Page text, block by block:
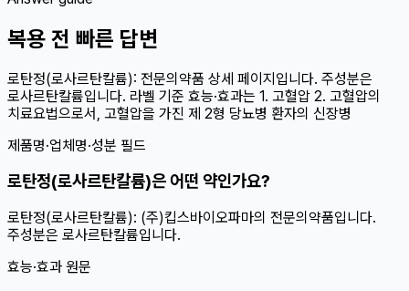
복용 전 빠른 답변
로탄정(로사르탄칼륨): 전문의약품 상세 페이지입니다. 주성분은
로사르탄칼륨입니다. 라벨 기준 효능·효과는 1. 고혈압 2. 고혈압의
치료요법으로서, 고혈압을 가진 제 2형 당뇨병 환자의 신장병
제품명·업체명·성분 필드
로탄정(로사르탄칼륨)은 어떤 약인가요?
로탄정(로사르탄칼륨): (주)킵스바이오파마의 전문의약품입니다.
주성분은 로사르탄칼륨입니다.
효능·효과 원문